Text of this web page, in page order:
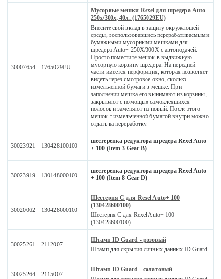
30007654 1765029EU
Мусорные мешки Rexel для шредера Auto+
250x/300x, 40л. (1765029EU)
Внесите свой вклад в защиту окружающей
среды, воспользовавшись перерабатываемыми
бумажными мусорными мешками для
шредера Auto+ 250X/300X с автоподачей.
Просто поместите мешок в выдвижную
мусорную корзину шредера. На передней
части имеется перфорация, которая позволяет
видеть через смотровое окно, сколько
измельченной бумаги в мешке. При
заполнении мешка его вынимают из корзины,
закрывают с помощью самоклеящихся
полосок и заменяют на новый. После этого
мешок с измельченной бумагой внутри можно
отдать на переработку.
30023921 130428100100
шестеренка редуктора шредера Rexel Auto
+ 100 (Item 3 Gear B)
30023919 130148000100
шестеренка редуктора шредера Rexel Auto
+ 100 (Item 8 Gear D)
30020062 130428600100
Шестерня C для Rexel Auto+ 100
(130428600100)
Шестерня C для Rexel Auto+ 100
(130428600100)
30025261 2112007
Штамп ID Guard - розовый
Штамп для скрытия личных данных ID Guard
30025264 2115007
Штамп ID Guard - салатовый